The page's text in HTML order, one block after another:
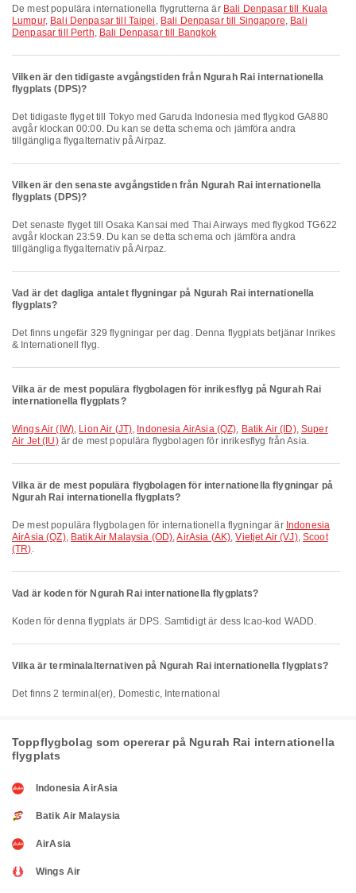
De mest populära internationella flygrutterna är Bali Denpasar till Kuala
Lumpur, Bali Denpasar till Taipei , Bali Denpasar till Singapore, Bali
Denpasar till Perth, Bali Denpasar till Bangkok
Vilken är den tidigaste avgångstiden från Ngurah Rai internationella
flygplats (DPS)?
Det tidigaste flyget till Tokyo med Garuda Indonesia med flygkod GA880
avgår klockan 00:00. Du kan se detta schema och jämföra andra
tillgängliga flygalternativ på Airpaz.
Vilken är den senaste avgångstiden från Ngurah Rai internationella
flygplats (DPS)?
Det senaste flyget till Osaka Kansai med Thai Airways med flygkod TG622
avgår klockan 23:59. Du kan se detta schema och jämföra andra
tillgängliga flygalternativ på Airpaz.
Vad är det dagliga antalet flygningar på Ngurah Rai internationella
flygplats?
Det finns ungefär 329 flygningar per dag. Denna flygplats betjänar Inrikes
& Internationell flyg.
Vilka är de mest populära flygbolagen för inrikesflyg på Ngurah Rai
internationella flygplats?
Wings Air (IW), Lion Air (JT), Indonesia AirAsia (QZ), Batik Air (ID), Super
Air Jet (IU)är de mest populära flygbolagen för inrikesflyg från Asia.
Vilka är de mest populära flygbolagen för internationella flygningar på
Ngurah Rai internationella flygplats?
De mest populära flygbolagen för internationella flygningar är Indonesia
AirAsia (QZ), Batik Air Malaysia (OD),AirAsia (AK),Vietjet Air (VJ), Scoot
(TR).
Vad är koden för Ngurah Rai internationella flygplats?
Koden för denna flygplats är DPS. Samtidigt är dess Icao-kod WADD.
Vilka är terminalalternativen på Ngurah Rai internationella flygplats?
Det finns 2 terminal(er), Domestic, International
Toppflygbolag som opererar på Ngurah Rai internationella
flygplats
Indonesia AirAsia
Batik Air Malaysia
AirAsia
Wings Air